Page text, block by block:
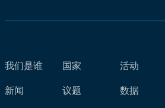
我们是谁
新闻
国家
议题
活动
数据